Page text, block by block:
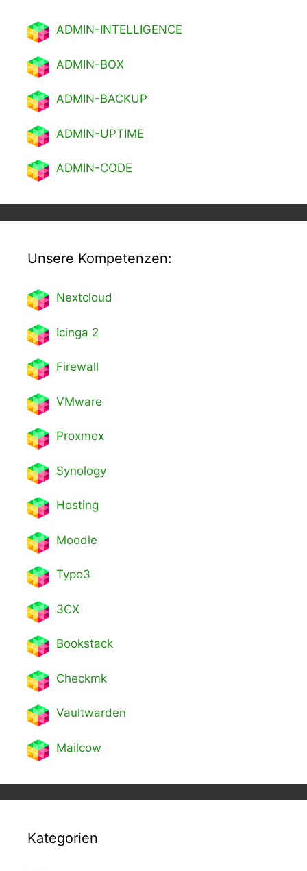
ADMIN-INTELLIGENCE
ADMIN-BOX
ADMIN-BACKUP
ADMIN-UPTIME
ADMIN-CODE
Unsere Kompetenzen:
Nextcloud
Icinga 2
Firewall
VMware
Proxmox
Synology
Hosting
Moodle
Typo3
3CX
Bookstack
Checkmk
Vaultwarden
Mailcow
Kategorien